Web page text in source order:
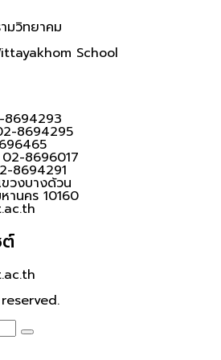
มวิทยาคม
School
8694293
8694295
8696017
8694291
วงบางด้วน
านคร 10160